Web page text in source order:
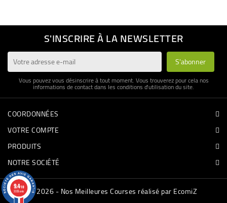
S'INSCRIRE À LA NEWSLETTER
Vous pouvez vous désinscrire à tout moment. Vous trouverez pour cela nos
informations de contact dans les conditions d'utilisation du site.
COORDONNÉES
VOTRE COMPTE
PRODUITS
NOTRE SOCIÉTÉ
© 2026 - Nos Meilleures Courses réalisé par EcomiZ
9.4/10
3335 avis